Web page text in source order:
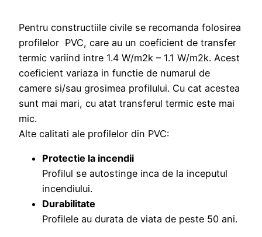
Pentru constructiile civile se recomanda folosirea
profilelor PVC, care au un coeficient de transfer
termic variind intre 1.4 W/m2k – 1.1 W/m2k. Acest
coeficient variaza in functie de numarul de
camere si/sau grosimea profilului. Cu cat acestea
sunt mai mari, cu atat transferul termic este mai
mic.
Alte calitati ale profilelor din PVC:
Protectie la incendii
Profilul se autostinge inca de la inceputul
incendiului.
Durabilitate
Profilele au durata de viata de peste 50 ani.